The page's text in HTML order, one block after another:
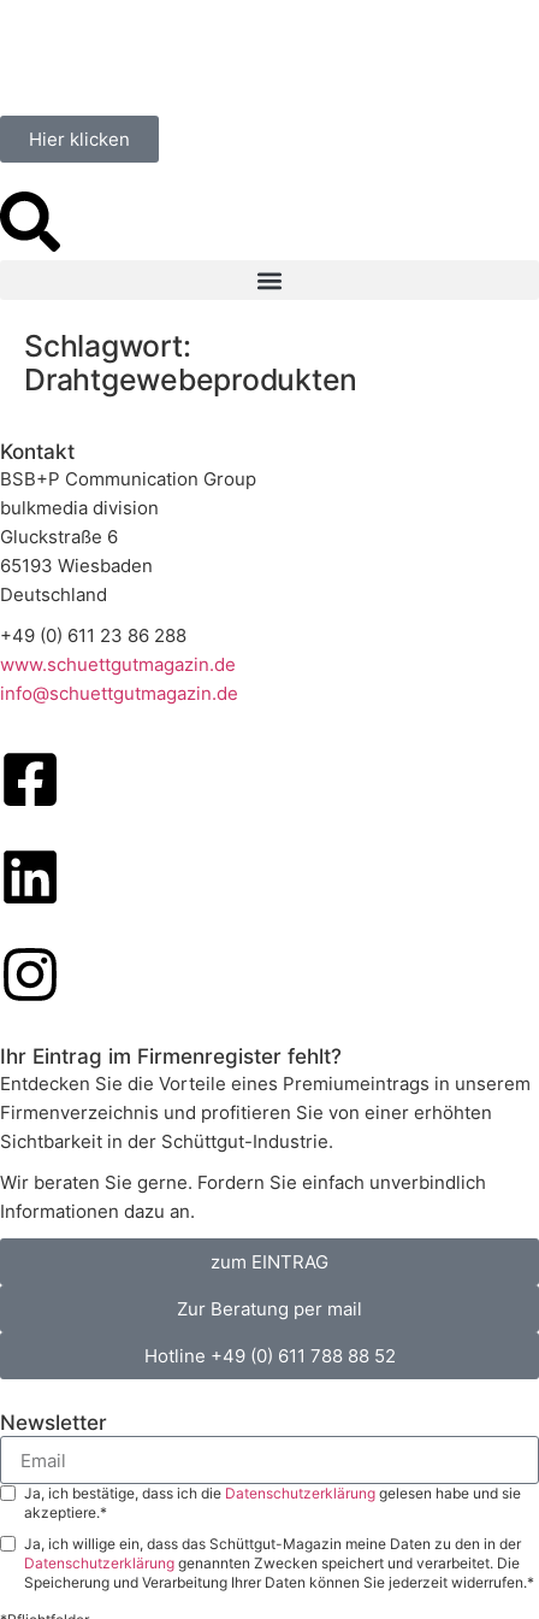
Hier klicken
Schlagwort:
Drahtgewebeprodukten
Kontakt
BSB+P Communication Group
bulkmedia division
Gluckstraße 6
65193 Wiesbaden
Deutschland
+49 (0) 611 23 86 288
www.schuettgutmagazin.de
info@schuettgutmagazin.de
Ihr Eintrag im Firmenregister fehlt?
Entdecken Sie die Vorteile eines Premiumeintrags in unserem
Firmenverzeichnis und profitieren Sie von einer erhöhten
Sichtbarkeit in der Schüttgut-Industrie.
Wir beraten Sie gerne. Fordern Sie einfach unverbindlich
Informationen dazu an.
zum EINTRAG
Zur Beratung per mail
Hotline +49 (0) 611 788 88 52
Newsletter
Ja, ich bestätige, dass ich die Datenschutzerklärung gelesen habe und sie
akzeptiere.*
Ja, ich willige ein, dass das Schüttgut-Magazin meine Daten zu den in der
Datenschutzerklärung genannten Zwecken speichert und verarbeitet. Die
Speicherung und Verarbeitung Ihrer Daten können Sie jederzeit widerrufen.*